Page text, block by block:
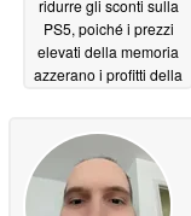
ridurre gli sconti sulla
PS5, poiché i prezzi
elevati della memoria
azzerano i profitti della